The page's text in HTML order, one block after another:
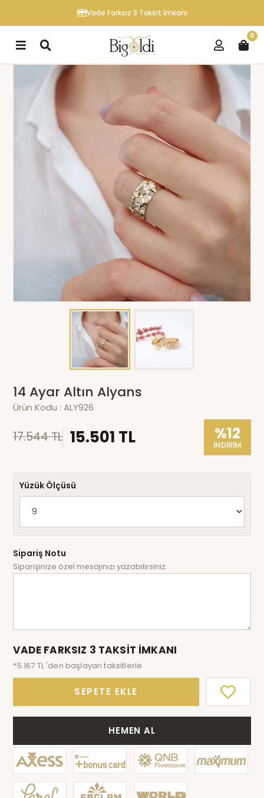
Vade Farksız 3 Taksit İmkanı
0
14 Ayar Altın Alyans
Ürün Kodu :ALY926
17.544 TL 15.501 TL %12
İNDİRİM
Yüzük Ölçüsü
Sipariş Notu
Siparişinize özel mesajınızı yazabilirsiniz.
VADE FARKSIZ 3 TAKSİT İMKANI
*5.167 TL 'den başlayan taksitlerle
SEPETE EKLE
HEMEN AL